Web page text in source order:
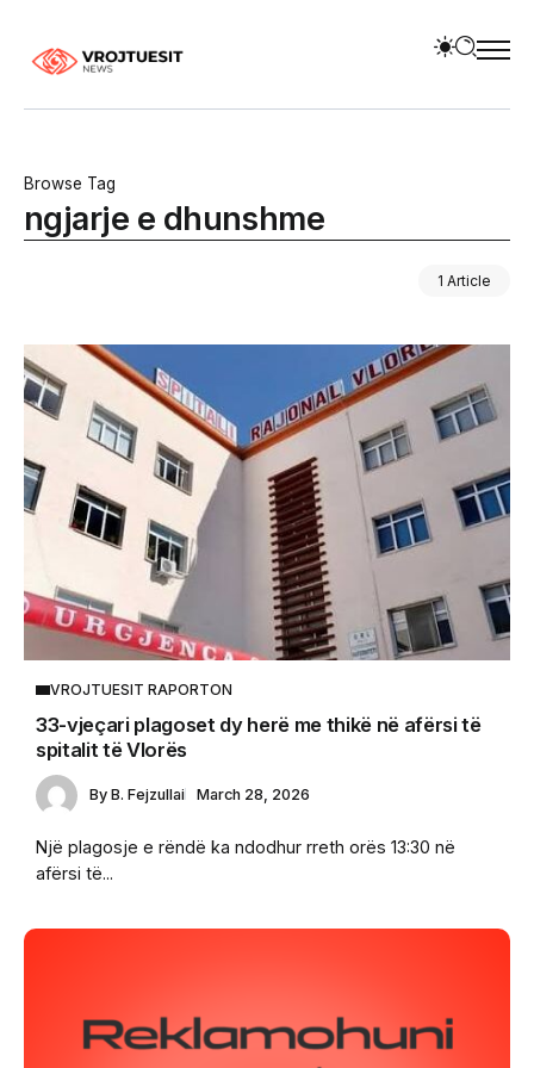
Browse Tag
ngjarje e dhunshme
1 Article
VROJTUESIT RAPORTON
33-vjeçari plagoset dy herë me thikë në afërsi të
spitalit të Vlorës
By B. Fejzullai March 28, 2026
Një plagosje e rëndë ka ndodhur rreth orës 13:30 në
afërsi të...